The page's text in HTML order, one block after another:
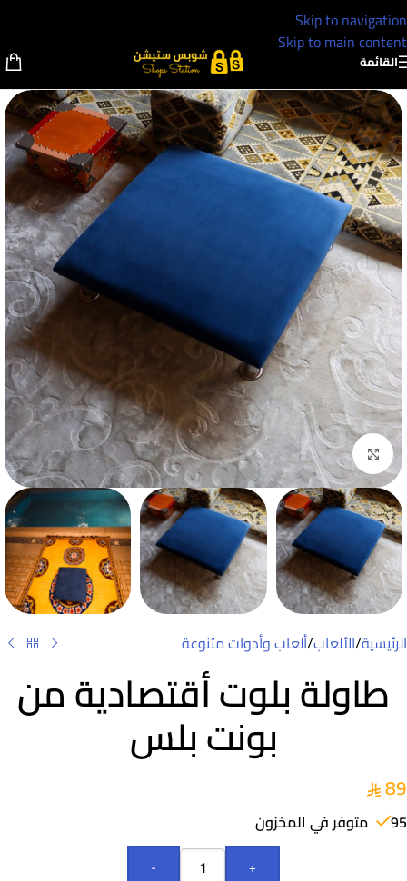
Skip to navigation
Skip to main content
القائمة
Click to enlarge
الرئيسية/الألعاب/ألعاب وأدوات متنوعة
طاولة بلوت أقتصادية من
بونت بلس
89
95 متوفر في المخزون
-
+